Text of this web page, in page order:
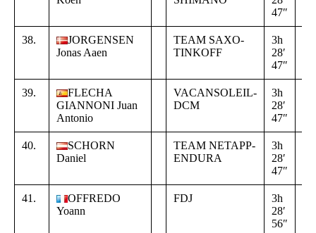
47″
38.
JORGENSEN
Jonas Aaen
TEAM SAXO-
TINKOFF
3h
28′
47″
39.
FLECHA
GIANNONI Juan
Antonio
VACANSOLEIL-
DCM
3h
28′
47″
40.
SCHORN
Daniel
TEAM NETAPP-
ENDURA
3h
28′
47″
41.
OFFREDO
Yoann
FDJ
3h
28′
56″